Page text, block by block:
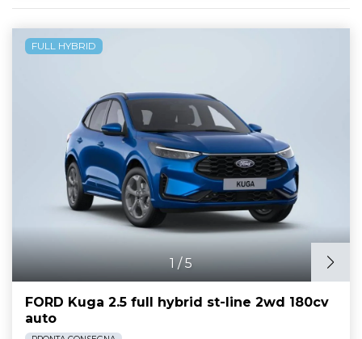
1/5
FULL HYBRID
FORD Kuga 2.5 full hybrid st-line 2wd 180cv
auto